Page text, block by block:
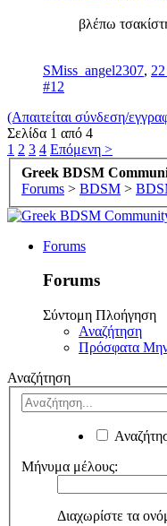
βλέπω
SMiss_angel2307,
#12
(Απαιτείται σύνδεση/
Σελίδα 1 από 4
1 2 3 4 Επόμενη >
Greek BDSM
Forums > BDSM >
Forums
Forums
Σύντομη Πλοήγηση
Αναζήτηση
Πρόσφατα
Αναζήτηση
Μήνυμα μέλους:
Διαχωρίστε τα